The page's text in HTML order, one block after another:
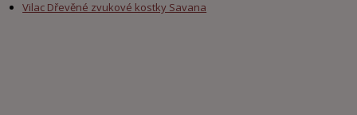
Vilac Dřevěné zvukové kostky Savana